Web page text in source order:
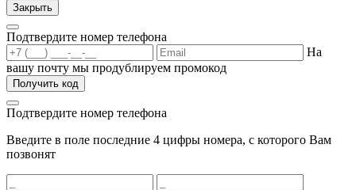
Закрыть
Подтвердите номер телефона
На
вашу почту мы продублируем промокод
Получить код
Подтвердите номер телефона
Введите в поле последние 4 цифры номера, с которого Вам
позвонят